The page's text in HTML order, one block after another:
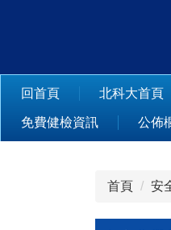
回首頁 北科大首頁
免費健檢資訊 公佈
首頁 安